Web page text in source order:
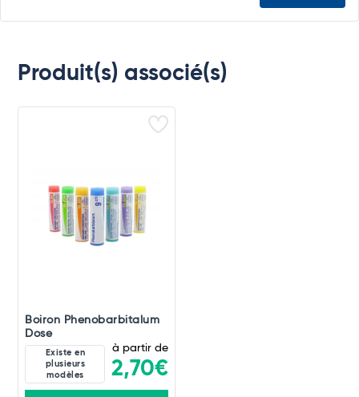
Produit(s) associé(s)
Boiron Phenobarbitalum
Dose
Existe en
plusieurs
modèles
à partir de
2,70€